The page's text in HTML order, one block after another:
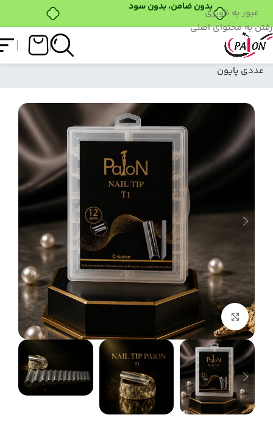
خرید قسطی با ترب‌پیعبور به ناوبری
رفتن به محتوای اصلی
فروشگاه
عددی پایون
بزرگنمایی تصویر